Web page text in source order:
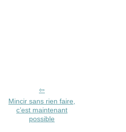
Mincir sans rien faire,
c’est maintenant
possible